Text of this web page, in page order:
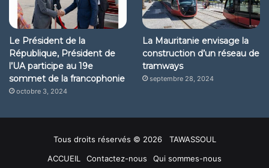
Le Président de la
République, Président de
l’UA participe au 19e
sommet de la francophonie
octobre 3, 2024
La Mauritanie envisage la
construction d’un réseau de
tramways
septembre 28, 2024
Tous droits réservés © 2026 TAWASSOUL
ACCUEIL
Contactez-nous Qui sommes-nous